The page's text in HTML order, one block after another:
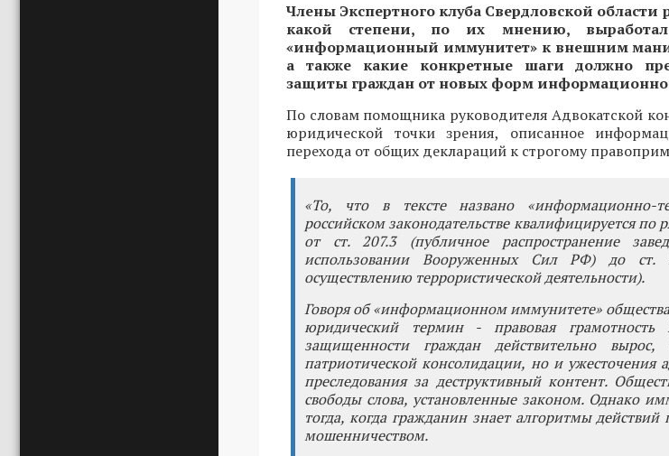
Члены Экспертного клуба Свердловской области
какой степени, по их мнению,
«информационный иммунитет» к внешним
а также какие конкретные шаги должно
защиты граждан от новых форм информационно-
По словам помощника руководителя Адвокатской
юридической точки зрения, описанное
перехода от общих деклараций к строгому
«То, что в тексте названо «информационно-
российском законодательстве квалифицируется по
от ст. 207.3 (публичное распространение
использовании Вооруженных Сил РФ) до
осуществлению террористической деятельности).
Говоря об «информационном иммунитете»
юридический термин - правовая
защищенности граждан действительно
патриотической консолидации, но и ужесточения
преследования за деструктивный контент.
свободы слова, установленные законом. Однако
тогда, когда гражданин знает алгоритмы
мошенничеством.